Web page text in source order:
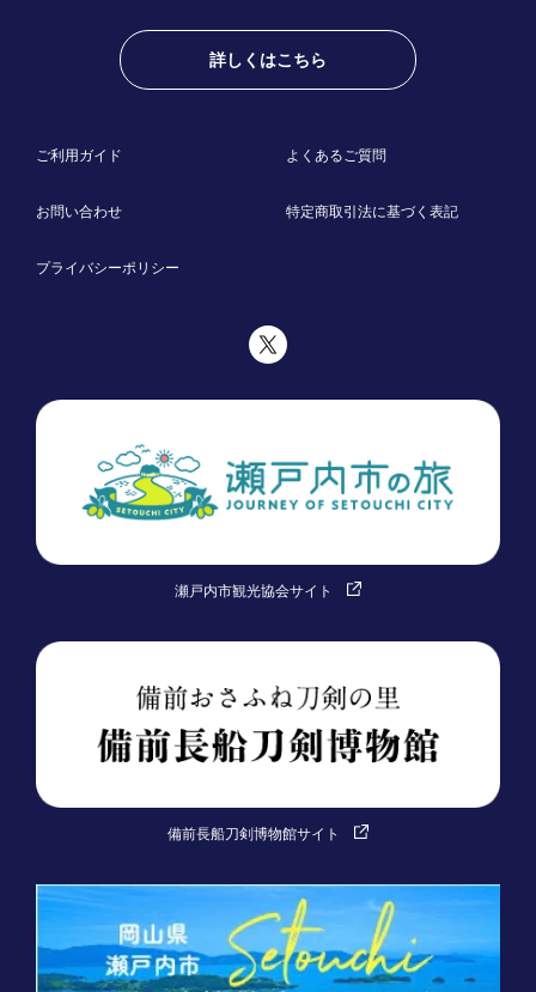
詳しくはこちら
ご利用ガイド よくあるご質問
お問い合わせ 特定商取引法に基づく表記
プライバシーポリシー
瀬戸内市観光協会サイト
備前長船刀剣博物館サイト